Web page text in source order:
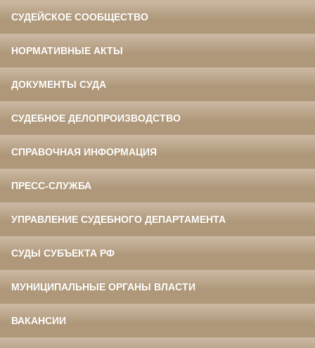
СУДЕЙСКОЕ СООБЩЕСТВО
НОРМАТИВНЫЕ АКТЫ
ДОКУМЕНТЫ СУДА
СУДЕБНОЕ ДЕЛОПРОИЗВОДСТВО
СПРАВОЧНАЯ ИНФОРМАЦИЯ
ПРЕСС-СЛУЖБА
УПРАВЛЕНИЕ СУДЕБНОГО ДЕПАРТАМЕНТА
СУДЫ СУБЪЕКТА РФ
МУНИЦИПАЛЬНЫЕ ОРГАНЫ ВЛАСТИ
ВАКАНСИИ